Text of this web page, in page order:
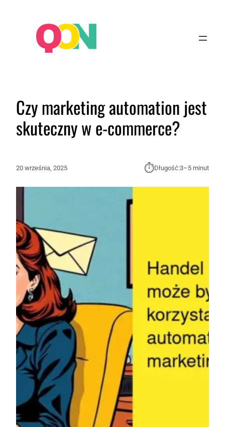
Czy marketing automation jest
skuteczny w e-commerce?
20 września, 2025 ⏱︎Długość:3–5 minut